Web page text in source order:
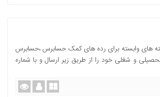
های وابسته برای رده های کمک حسابرس ،حسابرس
و شغلی خود را از طریق زیر ارسال و با شماره